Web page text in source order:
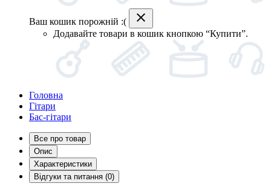
Ваш кошик порожній :(
Додавайте товари в кошик кнопкою “Купити”.
Головна
Гітари
Бас-гітари
Все про товар
Опис
Характеристики
Відгуки та питання (0)